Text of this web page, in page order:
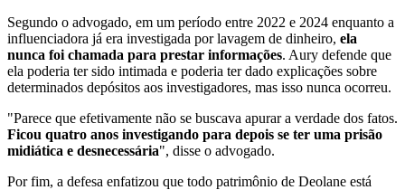
Segundo o advogado, em um período entre 2022 e 2024 enquanto a
influenciadora já era investigada por lavagem de dinheiro, ela
nunca foi chamada para prestar informações. Aury defende que
ela poderia ter sido intimada e poderia ter dado explicações sobre
determinados depósitos aos investigadores, mas isso nunca ocorreu.
"Parece que efetivamente não se buscava apurar a verdade dos fatos.
Ficou quatro anos investigando para depois se ter uma prisão
midiática e desnecessária", disse o advogado.
Por fim, a defesa enfatizou que todo patrimônio de Deolane está